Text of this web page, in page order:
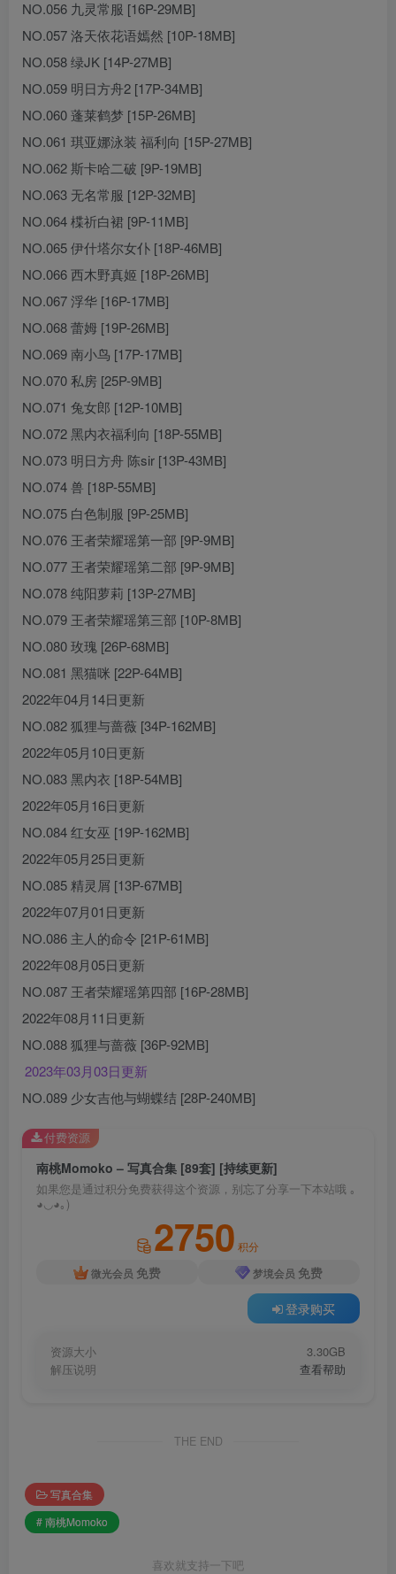
NO.056 九灵常服 [16P-29MB]
NO.057 洛天依花语嫣然 [10P-18MB]
NO.058 绿JK [14P-27MB]
NO.059 明日方舟2 [17P-34MB]
NO.060 蓬莱鹤梦 [15P-26MB]
NO.061 琪亚娜泳装 福利向 [15P-27MB]
NO.062 斯卡哈二破 [9P-19MB]
NO.063 无名常服 [12P-32MB]
NO.064 楪祈白裙 [9P-11MB]
NO.065 伊什塔尔女仆 [18P-46MB]
NO.066 西木野真姬 [18P-26MB]
NO.067 浮华 [16P-17MB]
NO.068 蕾姆 [19P-26MB]
NO.069 南小鸟 [17P-17MB]
NO.070 私房 [25P-9MB]
NO.071 兔女郎 [12P-10MB]
NO.072 黑内衣福利向 [18P-55MB]
NO.073 明日方舟 陈sir [13P-43MB]
NO.074 兽 [18P-55MB]
NO.075 白色制服 [9P-25MB]
NO.076 王者荣耀瑶第一部 [9P-9MB]
NO.077 王者荣耀瑶第二部 [9P-9MB]
NO.078 纯阳萝莉 [13P-27MB]
NO.079 王者荣耀瑶第三部 [10P-8MB]
NO.080 玫瑰 [26P-68MB]
NO.081 黑猫咪 [22P-64MB]
2022年04月14日更新
NO.082 狐狸与蔷薇 [34P-162MB]
2022年05月10日更新
NO.083 黑内衣 [18P-54MB]
2022年05月16日更新
NO.084 红女巫 [19P-162MB]
2022年05月25日更新
NO.085 精灵屑 [13P-67MB]
2022年07月01日更新
NO.086 主人的命令 [21P-61MB]
2022年08月05日更新
NO.087 王者荣耀瑶第四部 [16P-28MB]
2022年08月11日更新
NO.088 狐狸与蔷薇 [36P-92MB]
2023年03月03日更新
NO.089 少女吉他与蝴蝶结 [28P-240MB]
南桃Momoko – 写真合集 [89套] [持续更新]
如果您是通过积分免费获得这个资源，别忘了分享一下本站哦 ｡
◕◡◕｡)
2750 积分
微光会员 免费 梦境会员 免费
登录购买
资源大小
3.30GB
解压说明
查看帮助
付费资源
THE END
写真合集
# 南桃Momoko
喜欢就支持一下吧